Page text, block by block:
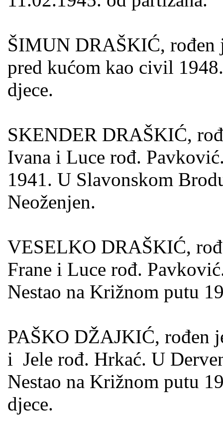
ŠIMUN DRAŠKIĆ, rođen
pred kućom kao civil
djece.
SKENDER DRAŠKIĆ,
Ivana i Luce rođ.
1941. U Slavonskom
Neoženjen.
VESELKO DRAŠKIĆ,
Frane i Luce rođ.
Nestao na Križnom putu
PAŠKO DŽAJKIĆ, rođen
i Jele rođ. Hrkać. U
Nestao na Križnom putu
djece.